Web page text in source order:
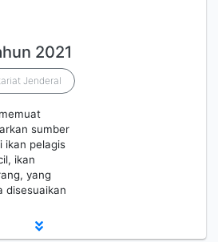
2021
Jenderal
sumber
ikan pelagis
ikan
yang
disesuaikan